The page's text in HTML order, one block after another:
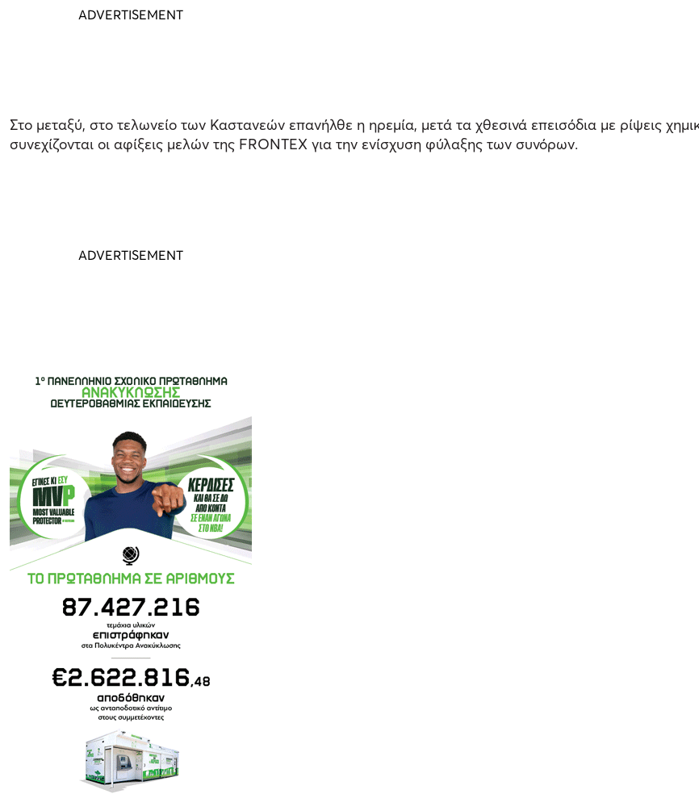
Στο μεταξύ, στο τελωνείο των Καστανεών επανήλθε η ηρεμία, μετά τα χθεσινά επεισόδια με ρίψεις
συνεχίζονται οι αφίξεις μελών της FRONTEX για την ενίσχυση φύλαξης των συνόρων.